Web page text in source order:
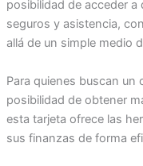
posibilidad de acceder
seguros y asistencia,
allá de un simple medio
Para quienes buscan
posibilidad de obtener
esta tarjeta ofrece las
sus finanzas de forma